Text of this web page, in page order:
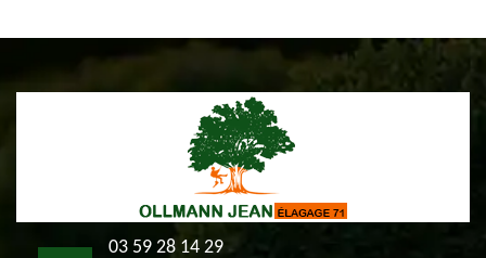
03 59 28 14 29